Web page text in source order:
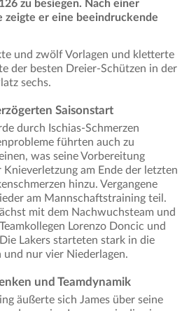
zu besiegen. Nach einer
zeigte er eine beeindruckende
und zwölf Vorlagen und kletterte
der besten Dreier-Schützen in der
sechs.
Saisonstart
durch Ischias-Schmerzen
führten auch zu
was seine Vorbereitung
am Ende der letzten
hinzu. Vergangene
am Mannschaftstraining teil.
mit dem Nachwuchsteam und
Lorenzo Doncic und
Lakers starteten stark in die
und nur vier Niederlagen.
und Teamdynamik
äußerte sich James über seine